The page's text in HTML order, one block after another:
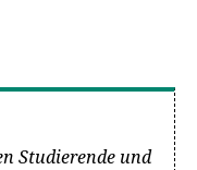
Studierende und